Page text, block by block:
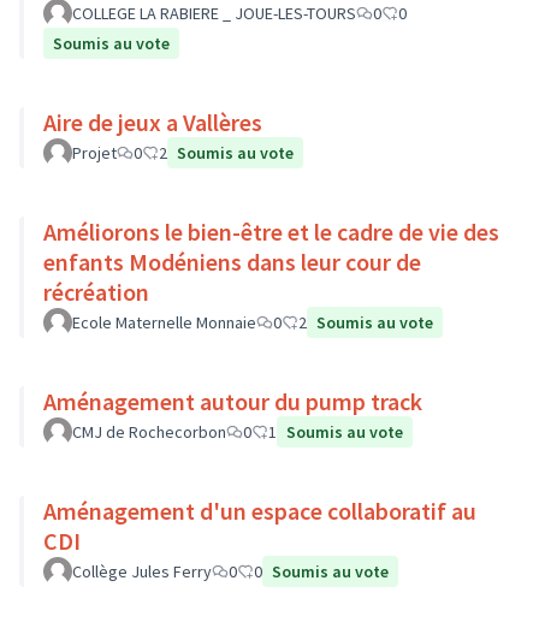
COLLEGE LA RABIERE _ JOUE-LES-TOURS 0
0
Soumis au vote
Aire de jeux a Vallères
Projet 0 2 Soumis au vote
Améliorons le bien-être et le cadre de vie des
enfants Modéniens dans leur cour de
récréation
Ecole Maternelle Monnaie 0 2 Soumis au vote
Aménagement autour du pump track
CMJ de Rochecorbon 0 1 Soumis au vote
Aménagement d'un espace collaboratif au
CDI
Collège Jules Ferry 0 0 Soumis au vote